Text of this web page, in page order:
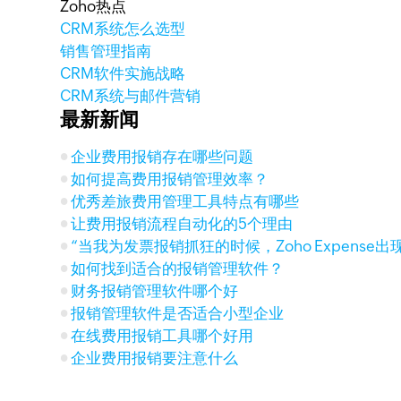
Zoho热点
CRM系统怎么选型
销售管理指南
CRM软件实施战略
CRM系统与邮件营销
最新新闻
企业费用报销存在哪些问题
如何提高费用报销管理效率？
优秀差旅费用管理工具特点有哪些
让费用报销流程自动化的5个理由
“当我为发票报销抓狂的时候，Zoho Expense出
如何找到适合的报销管理软件？
财务报销管理软件哪个好
报销管理软件是否适合小型企业
在线费用报销工具哪个好用
企业费用报销要注意什么